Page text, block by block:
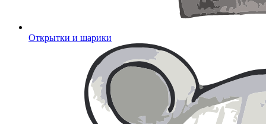
Открытки и шарики